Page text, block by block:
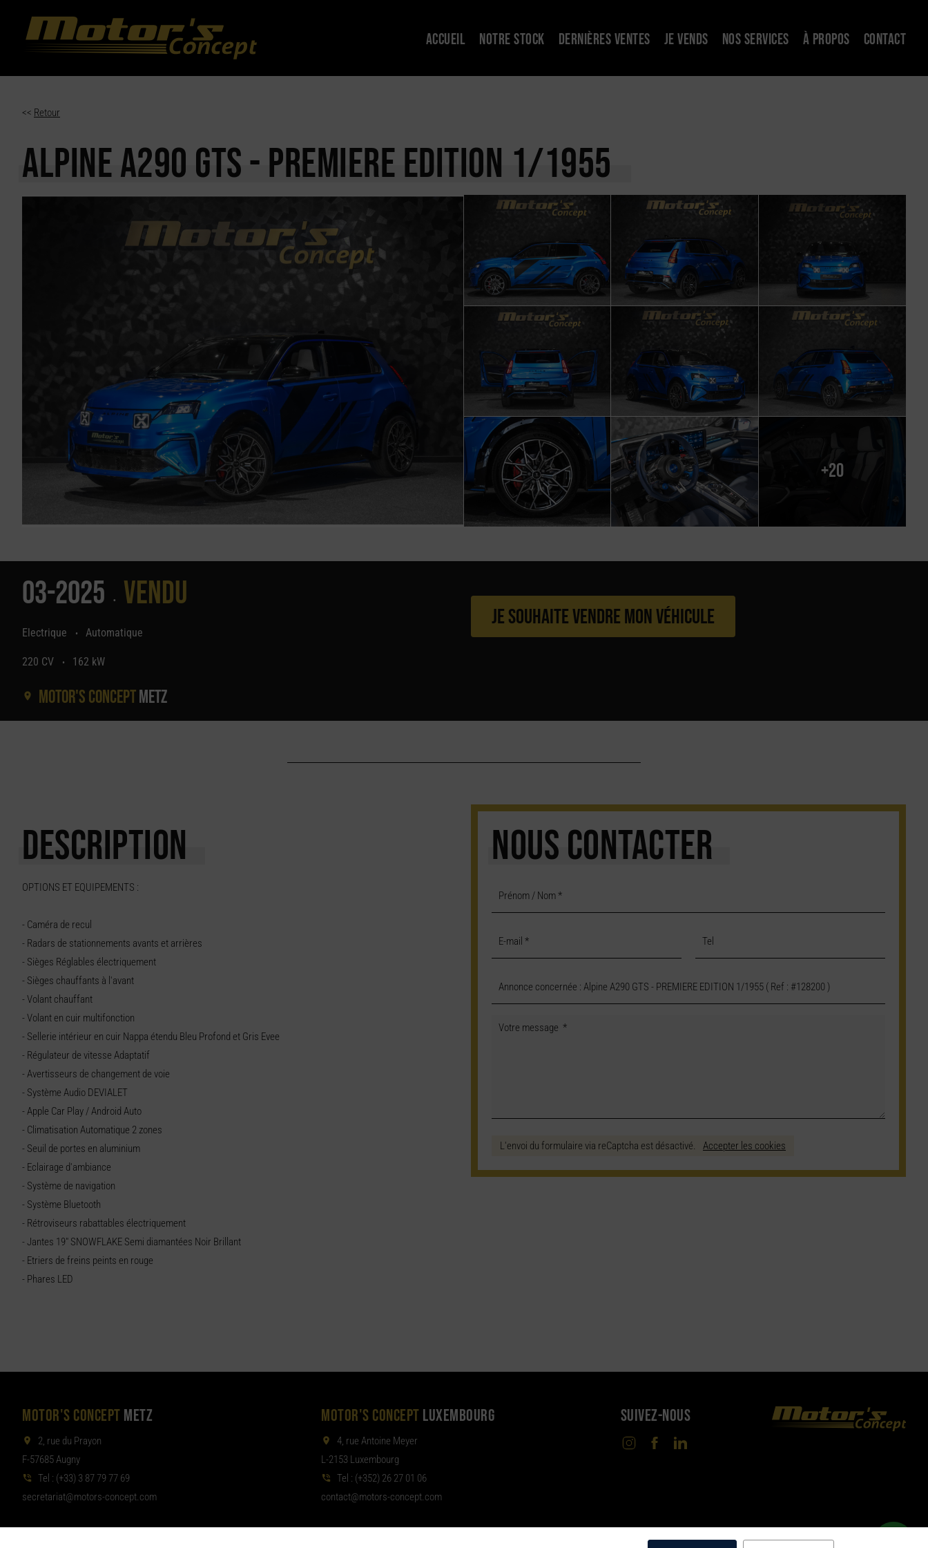
ACCUEIL NOTRE STOCK DERNIÈRES VENTES JE VENDS NOS SERVICES À PROPOS CONTACT
<< Retour
ALPINE A290 GTS - PREMIERE EDITION 1/1955
+20
03-2025 • Vendu
Electrique • Automatique
220 CV • 162 kW
Motor's conceptMetz
Je souhaite vendre mon véhicule
DESCRIPTION
OPTIONS ET EQUIPEMENTS :
- Caméra de recul
- Radars de stationnements avants et arrières
- Sièges Réglables électriquement
- Sièges chauffants à l'avant
- Volant chauffant
- Volant en cuir multifonction
- Sellerie intérieur en cuir Nappa étendu Bleu Profond et Gris Evee
- Régulateur de vitesse Adaptatif
- Avertisseurs de changement de voie
- Système Audio DEVIALET
- Apple Car Play / Android Auto
- Climatisation Automatique 2 zones
- Seuil de portes en aluminium
- Eclairage d'ambiance
- Système de navigation
- Système Bluetooth
- Rétroviseurs rabattables électriquement
- Jantes 19" SNOWFLAKE Semi diamantées Noir Brillant
- Etriers de freins peints en rouge
- Phares LED
NOUS CONTACTER
L'envoi du formulaire via reCaptcha est désactivé. Accepter les cookies
MOTOR'S CONCEPT METZ
2, rue du Prayon
F-57685 Augny
Tel : (+33) 3 87 79 77 69
moc.tpecnoc-sro
tom@tair
aterces
MOTOR'S CONCEPT LUXEMBOURG
4, rue Antoine Meyer
L-2153 Luxembourg
Tel : (+352) 26 27 01 06
moc.tpecnoc-sro
tom@tcat
noc
SUIVEZ-NOUS